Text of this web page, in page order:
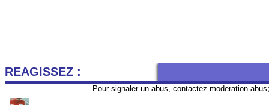
REAGISSEZ :
Pour signaler un abus, contactez moderation-